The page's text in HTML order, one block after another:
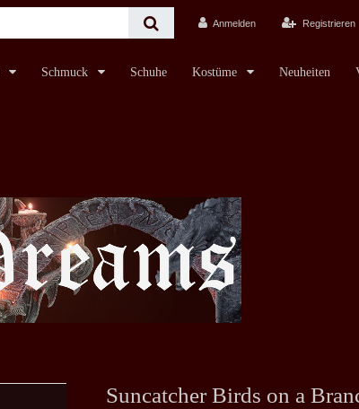
Anmelden Registrieren
Schmuck Schuhe Kostüme Neuheiten
Suncatcher Birds on a